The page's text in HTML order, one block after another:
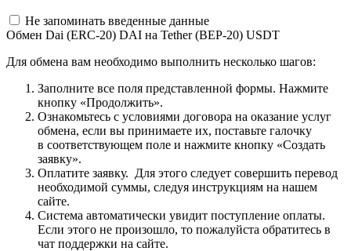
Не запоминать введенные данные
Обмен Dai (ERC-20) DAI на Tether (BEP-20) USDT
Для обмена вам необходимо выполнить несколько шагов:
Заполните все поля представленной формы. Нажмите
кнопку «Продолжить».
Ознакомьтесь с условиями договора на оказание услуг
обмена, если вы принимаете их, поставьте галочку
в соответствующем поле и нажмите кнопку «Создать
заявку».
Оплатите заявку. Для этого следует совершить перевод
необходимой суммы, следуя инструкциям на нашем
сайте.
Система автоматически увидит поступление оплаты.
Если этого не произошло, то пожалуйста обратитесь в
чат поддержки на сайте.